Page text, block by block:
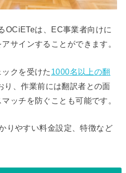
OCiETeは、EC事業者向けに
サインすることができます。
クを受けた 1000名以上の翻
り、作業前には翻訳者との面
ッチを防ぐことも可能です。
りやすい料金設定、特徴など